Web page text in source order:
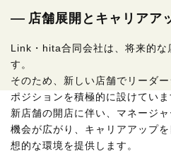
店舗展開とキャリアア
Link・hita合同会社は、将来的な
す。
そのため、新しい店舗でリーダ
ポジションを積極的に設けていま
新店舗の開店に伴い、マネージ
機会が広がり、キャリアアップ
想的な環境を提供します。